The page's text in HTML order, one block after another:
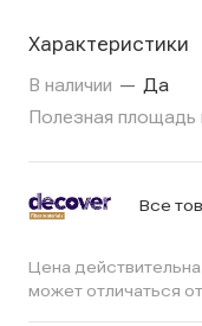
Характеристики
В наличии — Да
Полезная площадь
Все
Цена
может отличаться